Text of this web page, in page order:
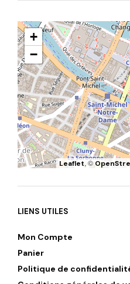
+
−
Leaflet, ©
LIENS UTILES
Mon Compte
Panier
Politique de